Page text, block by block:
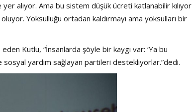
alıyor. Ama bu sistem düşük ücreti katlanabilir kılıyor
Yoksulluğu ortadan kaldırmayı ama yoksulları bir
Kutlu, “İnsanlarda şöyle bir kaygı var: ‘Ya bu
yardım sağlayan partileri destekliyorlar.”dedi.